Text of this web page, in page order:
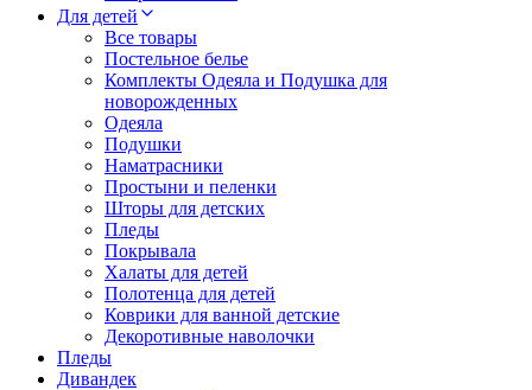
Для детей
Все товары
Постельное белье
Комплекты Одеяла и Подушка для
новорожденных
Одеяла
Подушки
Наматрасники
Простыни и пеленки
Шторы для детских
Пледы
Покрывала
Халаты для детей
Полотенца для детей
Коврики для ванной детские
Декоротивные наволочки
Пледы
Дивандек